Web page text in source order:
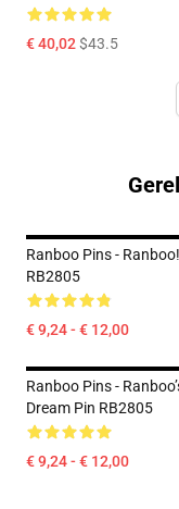
€ 40,02$43.5
Ranboo Pins -
RB2805
€ 9,24 - € 12,00
Ranboo Pins -
Dream Pin RB2805
€ 9,24 - € 12,00